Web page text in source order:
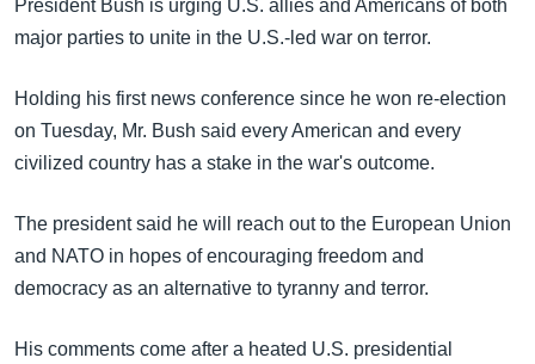
ကျော်
ညွန်း
စာမျက်နှာ
ကြည့်
မကြေးမုံရဲ့ အင်္ဂလိပ်စာ
ရုပ်ရှင်ထဲက အင်္ဂလိပ်စာ
ရေဒီယို
တီဗွီ
ရေဒီယိုနှင့်ရုပ်သံ အချက်အလက်များ
ရေဒီယို/တီဗွီအစီအစဉ်
Learning English
ဗွီအိုအေ လူမှုကွန်ယက်များ
President Bush is urging U.S. allies and Americans of both
major parties to unite in the U.S.-led war on terror.
Holding his first news conference since he won re-election
on Tuesday, Mr. Bush said every American and every
civilized country has a stake in the war's outcome.
The president said he will reach out to the European Union
and NATO in hopes of encouraging freedom and
democracy as an alternative to tyranny and terror.
His comments come after a heated U.S. presidential